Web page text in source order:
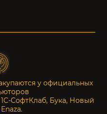
у официальных
СофтКлаб, Бука, Новый